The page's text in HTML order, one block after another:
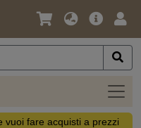
Lingua
Valuta
Offerta
vuoi fare acquisti a prezzi